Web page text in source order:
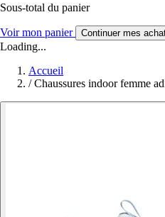
Sous-total du panier
Voir mon panier Continuer mes
Loading...
Accueil
/ Chaussures indoor femme